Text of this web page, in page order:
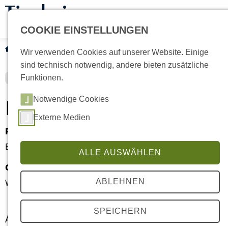
Tiervermittlung Fundtiere Current:
Maddy
Maddy
Rasse
Europäisch Kurzhaar
2 Jahre
Geschlecht
Weiblich
Kastriert
Ja
Abgabegrund
COOKIE EINSTELLUNGEN
Wir verwenden Cookies auf unserer Website. Einige
sind technisch notwendig, andere bieten zusätzliche
Funktionen.
Notwendige Cookies
Externe Medien
ALLE AUSWÄHLEN
ABLEHNEN
SPEICHERN